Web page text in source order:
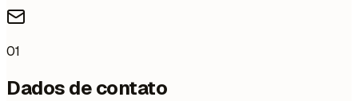
01
Dados de contato